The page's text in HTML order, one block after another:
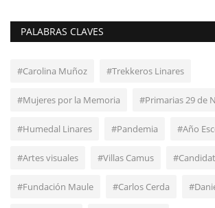
PALABRAS CLAVES
#Carolina Muñoz #Trekkeros Linares
#Mujeres por la Memoria #Primarias 29 de
#Humedal Linares #Pandemia #Año
#Artes visuales #Villas Camus
#Fundación Maule #Carlos Cerda